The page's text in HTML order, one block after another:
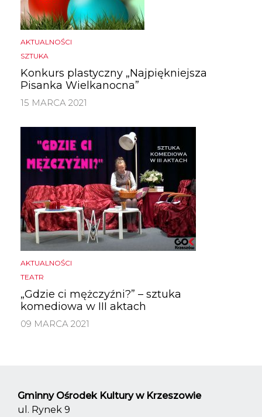
AKTUALNOŚCI
SZTUKA
Konkurs plastyczny „Najpiękniejsza
Pisanka Wielkanocna”
15 MARCA 2021
AKTUALNOŚCI
TEATR
„Gdzie ci mężczyźni?” – sztuka
komediowa w III aktach
09 MARCA 2021
Gminny Ośrodek Kultury w Krzeszowie
ul. Rynek 9